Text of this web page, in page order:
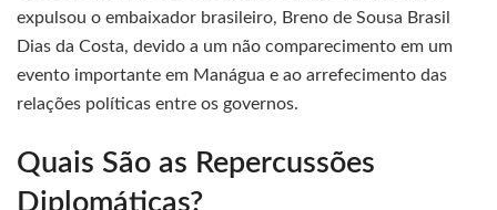
expulsou o embaixador brasileiro, Breno de Sousa Brasil
Dias da Costa, devido a um não comparecimento em um
evento importante em Manágua e ao arrefecimento das
relações políticas entre os governos.
Quais São as Repercussões
Diplomáticas?